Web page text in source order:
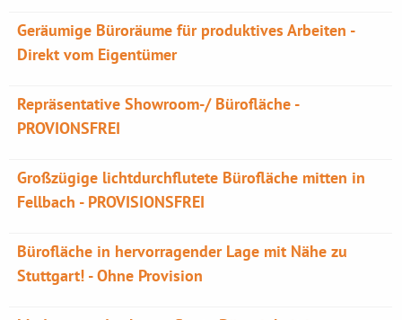
Geräumige Büroräume für produktives Arbeiten -
Direkt vom Eigentümer
Repräsentative Showroom-/ Bürofläche -
PROVIONSFREI
Großzügige lichtdurchflutete Bürofläche mitten in
Fellbach - PROVISIONSFREI
Bürofläche in hervorragender Lage mit Nähe zu
Stuttgart! - Ohne Provision